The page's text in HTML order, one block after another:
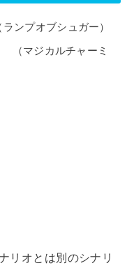
ンプオブシュガー）
（マジカルチャーミ
リオとは別のシナリ